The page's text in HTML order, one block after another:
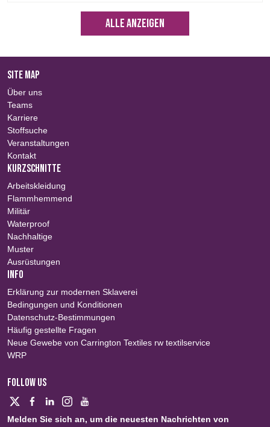
Alle anzeigen
SITE MAP
Über uns
Teams
Karriere
Stoffsuche
Veranstaltungen
Kontakt
KURZSCHNITTE
Arbeitskleidung
Flammhemmend
Militär
Waterproof
Nachhaltige
Muster
Ausrüstungen
INFO
Erklärung zur modernen Sklaverei
Bedingungen und Konditionen
Datenschutz-Bestimmungen
Häufig gestellte Fragen
Neue Gewebe von Carrington Textiles rw textilservice
WRP
FOLLOW US
Melden Sie sich an, um die neuesten Nachrichten von